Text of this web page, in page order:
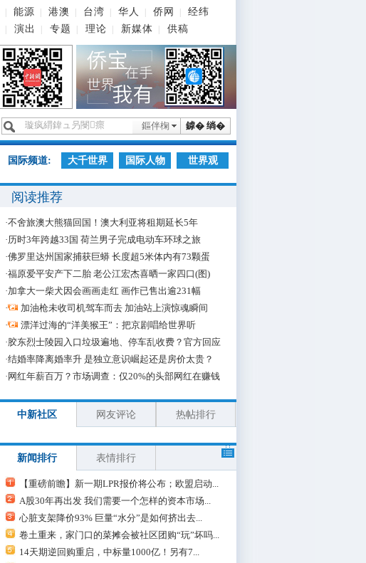
能源 港澳 台湾 华人 侨网
经纬
演出 专题 理论 新媒体 供稿
鎼� 绱�
鏂伴椈
国际频道: 大千世界 国际人物 世界观
阅读推荐
·不舍旅澳大熊猫回国！澳大利亚将租期延长5年
·历时3年跨越33国 荷兰男子完成电动车环球之旅
·佛罗里达州国家捕获巨蟒 长度超5米体内有73颗蛋
·福原爱平安产下二胎 老公江宏杰喜晒一家四口(图)
·加拿大一柴犬因会画画走红 画作已售出逾231幅
·
加油枪未收司机驾车而去 加油站上演惊魂瞬间
·
漂洋过海的“洋美猴王”：把京剧唱给世界听
·胶东烈士陵园入口垃圾遍地、停车乱收费？官方回应
·结婚率降离婚率升 是独立意识崛起还是房价太贵？
· 网红年薪百万？市场调查：仅20%的头部网红在赚钱
中新社区 网友评论 热帖排行
新闻排行 表情排行
【重磅前瞻】新一期LPR报价将公布；欧盟启动...
A股30年再出发 我们需要一个怎样的资本市场...
心脏支架降价93% 巨量“水分”是如何挤出去...
卷土重来，家门口的菜摊会被社区团购“玩”坏吗...
14天期逆回购重启，中标量1000亿！另有7...